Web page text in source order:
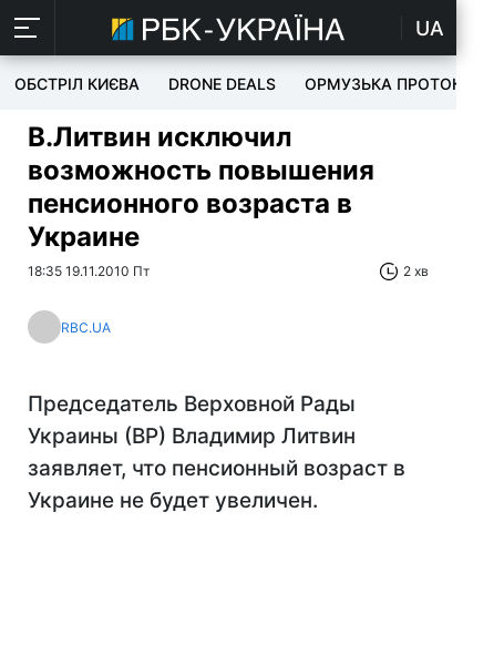
UA
ОБСТРІЛ КИЄВА DRONE DEALS ОРМУЗЬКА ПРОТОКА
В.Литвин исключил
возможность повышения
пенсионного возраста в
Украине
18:35 19.11.2010 Пт 2 хв
RBC.UA
Председатель Верховной Рады
Украины (ВР) Владимир Литвин
заявляет, что пенсионный возраст в
Украине не будет увеличен.